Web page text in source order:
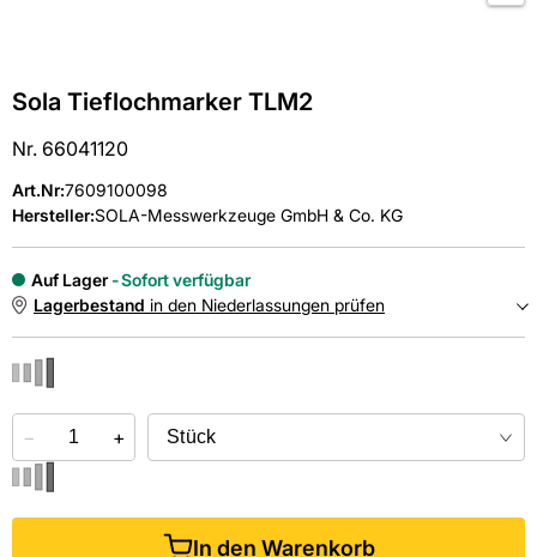
Sola Tieflochmarker TLM2
Nr. 66041120
Art.Nr:7609100098
Hersteller:SOLA-Messwerkzeuge GmbH & Co. KG
Auf Lager
Sofort verfügbar
Lagerbestand in den Niederlassungen prüfen
Online kaufen &kostenlos
− +
In den Warenkorb